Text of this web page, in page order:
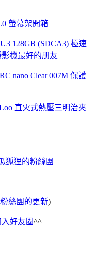
螢幕架開箱
128GB (SDCA3) 極速
機最好的朋友
nano Clear 007M 保護
直火式熱壓三明治夾
狐狸的粉絲團
絲團的更新)
入好友圈^^